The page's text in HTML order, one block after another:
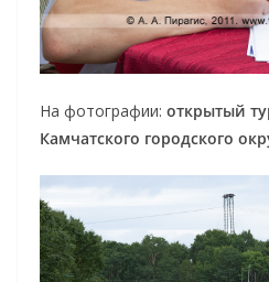
На фотографии: открытый
Камчатского городского